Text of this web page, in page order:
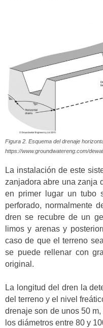
Figura 2. Esquema del drenaje
https://www.groundwatereng.com/
La instalación de este
zanjadora abre una zanja
en primer lugar un tubo
perforado, normalmente
dren se recubre de un
limos y arenas y
caso de que el terreno
se puede rellenar con
original.
La longitud del dren la
del terreno y el nivel
drenaje son de unos 50
los diámetros entre 80 y